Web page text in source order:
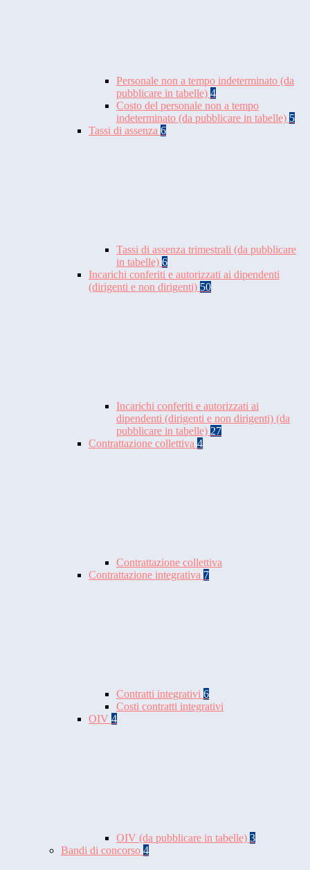
Personale non a tempo indeterminato (da
pubblicare in tabelle) 4
Costo del personale non a tempo
indeterminato (da pubblicare in tabelle) 5
Tassi di assenza 6
Tassi di assenza trimestrali (da pubblicare
in tabelle) 6
Incarichi conferiti e autorizzati ai dipendenti
(dirigenti e non dirigenti) 50
Incarichi conferiti e autorizzati ai
dipendenti (dirigenti e non dirigenti) (da
pubblicare in tabelle) 27
Contrattazione collettiva 4
Contrattazione collettiva
Contrattazione integrativa 7
Contratti integrativi 6
Costi contratti integrativi
OIV 4
OIV (da pubblicare in tabelle) 3
Bandi di concorso 4